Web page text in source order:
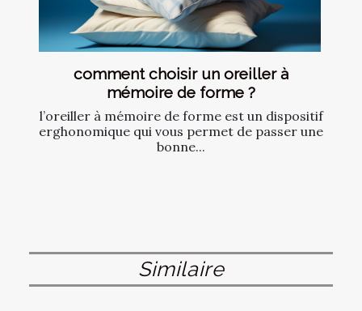
comment choisir un oreiller à
mémoire de forme ?
l’oreiller à mémoire de forme est un dispositif
erghonomique qui vous permet de passer une
bonne...
Similaire